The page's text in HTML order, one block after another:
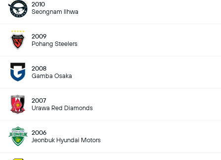
2010
Seongnam Ilhwa
2009
Pohang Steelers
2008
Gamba Osaka
2007
Urawa Red Diamonds
2006
Jeonbuk Hyundai Motors